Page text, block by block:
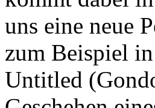
uns eine neue
zum Beispiel
Untitled